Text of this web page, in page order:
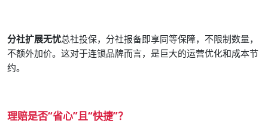
分社扩展无忧总社投保，分社报备即享同等保障，不限制数量，
不额外加价。这对于连锁品牌而言，是巨大的运营优化和成本节
约。
理赔是否“省心”且“快捷”？